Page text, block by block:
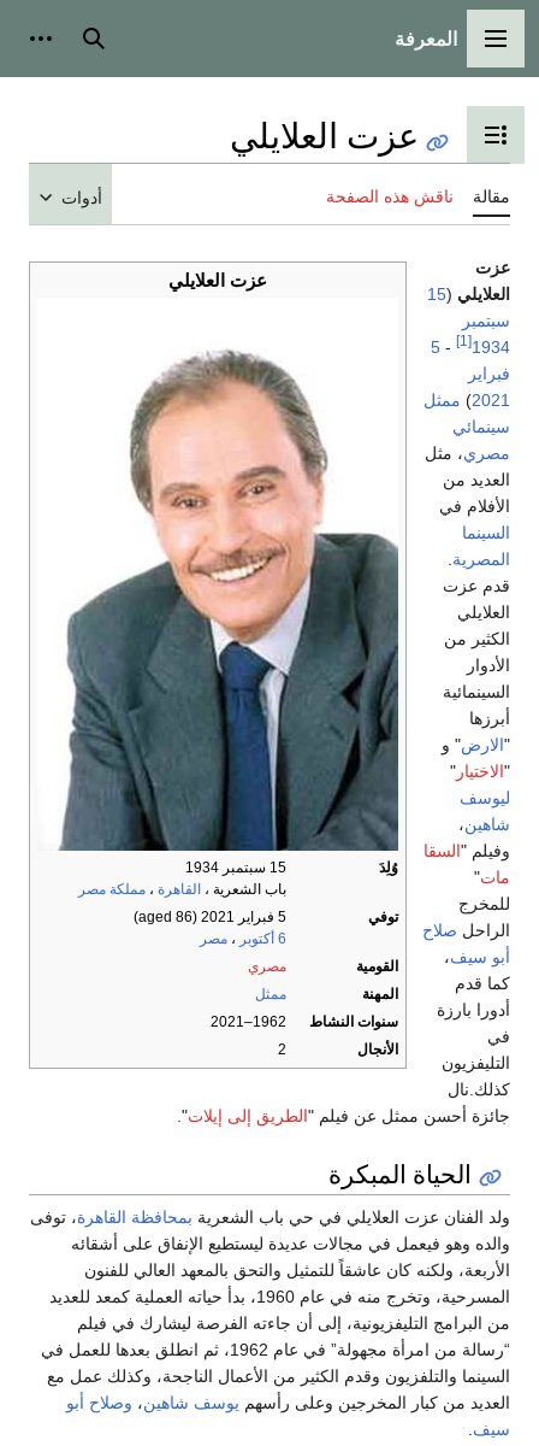
القائمة الرئيسية
المعرفة بحث
تبديل عرض جدول المحتويات
عزت العلايلي
مقالة ناقش هذه الصفحة أدوات
عزت العلايلي
وُلِدَ
15 سبتمبر 1934
باب الشعرية ، القاهرة ، مملكة مصر
توفي
5 فبراير 2021
(aged 86)
6 أكتوبر
، مصر
القومية
مصري
المهنة
ممثل
سنوات النشاط
1962–2021
الأنجال
2
عزت
العلايلي (
15
سبتمبر
1934
[1]
-
5
فبراير
2021
) ممثل
سينمائي
مصري، مثل
العديد من
الأفلام في
السينما
المصرية
قدم عزت
العلايلي
الكثير من
الأدوار
السينمائية
أبرزها
"الارض" و
"الاختيار "
ليوسف
شاهين،
وفيلم "السقا
مات"
للمخرج
الراحل صلاح
أبو سيف،
كما قدم
أدورا بارزة
في
التليفزيون
كذلك.نال
جائزة أحسن ممثل عن فيلم "الطريق إلى إيلات".
الحياة المبكرة
ولد الفنان عزت العلايلي في حي باب الشعرية بمحافظة القاهرة، توفى
والده وهو فيعمل في مجالات عديدة ليستطيع الإنفاق على أشقائه
الأربعة، ولكنه كان عاشقاً للتمثيل والتحق بالمعهد العالي للفنون
المسرحية، وتخرج منه في عام 1960، بدأ حياته العملية كمعد للعديد
من البرامج التليفزيونية، إلى أن جاءته الفرصة ليشارك في فيلم
“رسالة من امرأة مجهولة” في عام 1962، ثم انطلق بعدها للعمل في
السينما والتلفزيون وقدم الكثير من الأعمال الناجحة، وكذلك عمل مع
العديد من كبار المخرجين وعلى رأسهم يوسف شاهين، وصلاح أبو
سيف.